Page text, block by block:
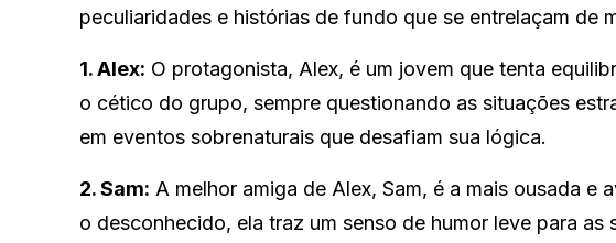
peculiaridades e histórias de fundo que se entrelaçam de
1. Alex: O protagonista, Alex, é um jovem que tenta
o cético do grupo, sempre questionando as situações
em eventos sobrenaturais que desafiam sua lógica.
2. Sam: A melhor amiga de Alex, Sam, é a mais ousada
o desconhecido, ela traz um senso de humor leve para